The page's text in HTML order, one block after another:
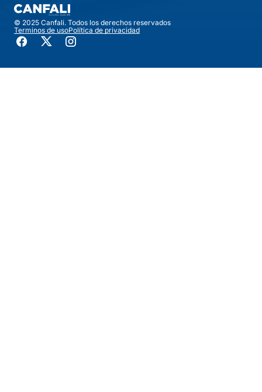
© 2025 Canfali. Todos los derechos reservados
Terminos de usoPolítica de privacidad